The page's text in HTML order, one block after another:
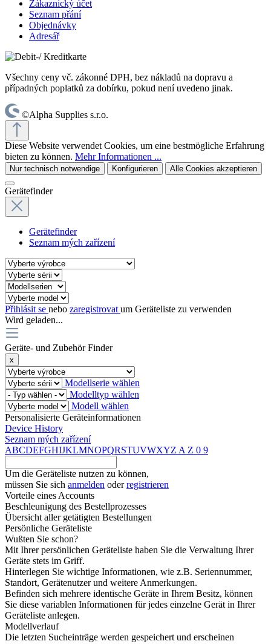
Zákaznický účet
Seznam přání
Objednávky
Adresář
Všechny ceny vč. zákonné DPH, bez nákladů na dopravu a
případných poplatků za dobírku, pokud není uvedeno jinak.
©Alpha Supplies s.r.o.
Diese Website verwendet Cookies, um eine bestmögliche Erfahrung
bieten zu können. Mehr Informationen ...
Nur technisch notwendige Konfigurieren Alle Cookies akzeptieren
Gerätefinder
Gerätefinder
Seznam mých zařízení
Přihlásit se nebo zaregistrovat um Geräteliste zu verwenden
Wird geladen...
Geräte- und Zubehör Finder
x
Modellserie wählen
Modelltyp wählen
Modell wählen
Personalisierte Geräteinformationen
Device History
Seznam mých zařízení
ABCDEFGHIJKLMNOPQRSTUVWXYZ A Z 0 9
Um die Geräteliste nutzen zu können,
müssen Sie sich anmelden oderregistrieren
Vorteile eines Accounts
Beschleunigung des Bestellprozesses
Übersicht aller getätigten Bestellungen
Persönliche Geräteliste
Wußten Sie schon?
Mit Ihrer persönlichen Geräteliste haben Sie die Verwaltung Ihrer
Geräte stets im Griff.
Hinterlegen Sie wichtige Informationen, wie z.B. Seriennummer,
Standort, Gerätenutzer und weitere Anmerkungen.
Befinden sich mehrere identische Geräte in Ihrem Besitz, können
Sie diese variablen Informationen für jedes einzelne Gerät in Ihrer
Geräteliste anlegen.
Modellverlauf
Die letzten Sucheinträge werden gespeichert und erscheinen